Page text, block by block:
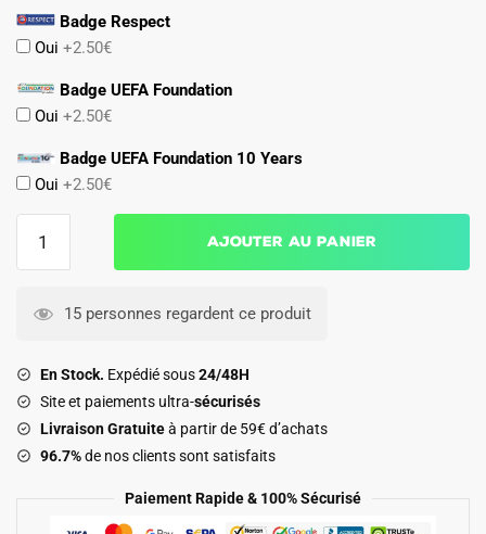
Badge Respect
Oui +2.50€
Badge UEFA Foundation
Oui +2.50€
Badge UEFA Foundation 10 Years
Oui +2.50€
Enfant
Domicile
2025
2026
Ajouter au panier
15 personnes regardent ce produit
En Stock. Expédié sous24/48H
Site et paiements ultra-sécurisés
Livraison Gratuiteà partir de 59€ d’achats
96.7%de nos clients sont satisfaits
Paiement Rapide & 100% Sécurisé